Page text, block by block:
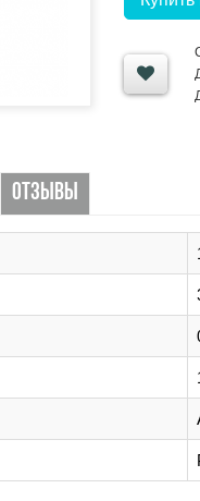
ОТЗЫВЫ